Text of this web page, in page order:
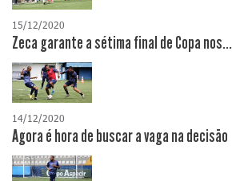
15/12/2020
Zeca garante a sétima final de Copa nos...
14/12/2020
Agora é hora de buscar a vaga na decisão